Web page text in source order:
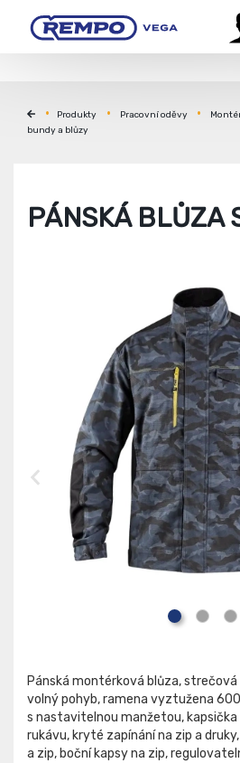
Produkty Pracovní oděvy
bundy a blůzy
PÁNSKÁ BLŮZA
Pánská montérková blůza,
volný pohyb, ramena vyztužena
s nastavitelnou manžetou, kapsička
rukávu, kryté zapínání na zip a
a zip, boční kapsy na zip,